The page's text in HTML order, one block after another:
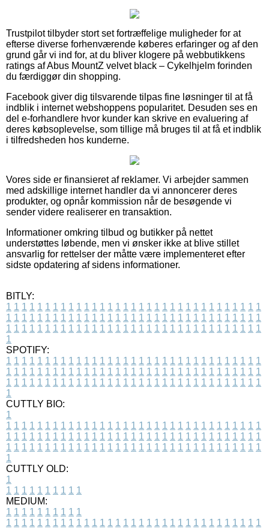
Trustpilot tilbyder stort set fortræffelige muligheder for at
efterse diverse forhenværende køberes erfaringer og af den
grund går vi ind for, at du bliver klogere på webbutikkens
ratings af Abus MountZ velvet black – Cykelhjelm forinden
du færdiggør din shopping.
Facebook giver dig tilsvarende tilpas fine løsninger til at få
indblik i internet webshoppens popularitet. Desuden ses en
del e-forhandlere hvor kunder kan skrive en evaluering af
deres købsoplevelse, som tillige må bruges til at få et indblik
i tilfredsheden hos kunderne.
Vores side er finansieret af reklamer. Vi arbejder sammen
med adskillige internet handler da vi annoncerer deres
produkter, og opnår kommission når de besøgende vi
sender videre realiserer en transaktion.
Informationer omkring tilbud og butikker på nettet
understøttes løbende, men vi ønsker ikke at blive stillet
ansvarlig for rettelser der måtte være implementeret efter
sidste opdatering af sidens informationer.
BITLY:
1 1 1 1 1 1 1 1 1 1 1 1 1 1 1 1 1 1 1 1 1 1 1 1 1 1 1 1 1 1 1 1 1
1 1 1 1 1 1 1 1 1 1 1 1 1 1 1 1 1 1 1 1 1 1 1 1 1 1 1 1 1 1 1 1 1
1 1 1 1 1 1 1 1 1 1 1 1 1 1 1 1 1 1 1 1 1 1 1 1 1 1 1 1 1 1 1 1 1
1
SPOTIFY:
1 1 1 1 1 1 1 1 1 1 1 1 1 1 1 1 1 1 1 1 1 1 1 1 1 1 1 1 1 1 1 1 1
1 1 1 1 1 1 1 1 1 1 1 1 1 1 1 1 1 1 1 1 1 1 1 1 1 1 1 1 1 1 1 1 1
1 1 1 1 1 1 1 1 1 1 1 1 1 1 1 1 1 1 1 1 1 1 1 1 1 1 1 1 1 1 1 1 1
1
CUTTLY BIO:
1
1 1 1 1 1 1 1 1 1 1 1 1 1 1 1 1 1 1 1 1 1 1 1 1 1 1 1 1 1 1 1 1 1
1 1 1 1 1 1 1 1 1 1 1 1 1 1 1 1 1 1 1 1 1 1 1 1 1 1 1 1 1 1 1 1 1
1 1 1 1 1 1 1 1 1 1 1 1 1 1 1 1 1 1 1 1 1 1 1 1 1 1 1 1 1 1 1 1 1
1
CUTTLY OLD:
1
1 1 1 1 1 1 1 1 1 1
MEDIUM:
1 1 1 1 1 1 1 1 1 1
1 1 1 1 1 1 1 1 1 1 1 1 1 1 1 1 1 1 1 1 1 1 1 1 1 1 1 1 1 1 1 1 1